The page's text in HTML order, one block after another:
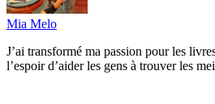
Mia Melo
J’ai transformé ma passion pour les
l’espoir d’aider les gens à trouver les